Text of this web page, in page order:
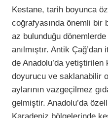
Kestane, tarih boyunca
coğrafyasında önemli bir
az bulunduğu dönemlerde
anılmıştır. Antik
de Anadolu’da
doyurucu ve saklanabilir
aylarının vazgeçilmez
gelmiştir. Anadolu’da